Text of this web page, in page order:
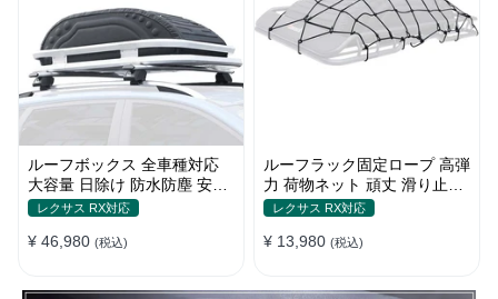
ルーフボックス 全車種対応
大容量 日除け 防水防塵 安定
耐久 使い便利 折畳式 車用ラ
レクサス RX対応
¥ 46,980 (税込)
ルーフラック固定ロープ 高弾
力 荷物ネット 頑丈 滑り止め
ストラップ付き ベースキャリ
レクサス RX対応
¥ 13,980 (税込)